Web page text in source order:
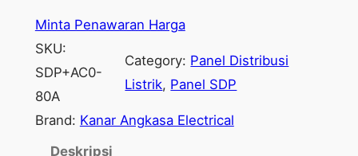
Minta Penawaran Harga
SKU:
SDP+AC0-
80A
Category: Panel Distribusi
Listrik, Panel SDP
Brand: Kanar Angkasa Electrical
Deskripsi